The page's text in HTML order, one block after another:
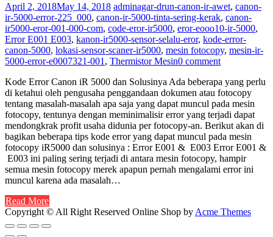
April 2, 2018May 14, 2018 adminagar-drun-canon-ir-awet, canon-
ir-5000-error-225_000, canon-ir-5000-tinta-sering-kerak, canon-
ir5000-eror-001-000-com, code-eror-ir5000, eror-eooo10-ir-5000,
Error E001 E003, kanon-ir5000-sensor-selalu-eror, kode-error-
canon-5000, lokasi-sensor-scaner-ir5000, mesin fotocopy, mesin-ir-
5000-error-e0007321-001 , Thermistor Mesin0 comment
Kode Error Canon iR 5000 dan Solusinya Ada beberapa yang perlu
di ketahui oleh pengusaha penggandaan dokumen atau fotocopy
tentang masalah-masalah apa saja yang dapat muncul pada mesin
fotocopy, tentunya dengan meminimalisir error yang terjadi dapat
mendongkrak profit usaha didunia per fotocopy-an. Berikut akan di
bagikan beberapa tips kode error yang dapat muncul pada mesin
fotocopy iR5000 dan solusinya : Error E001 & E003 Error E001 &
E003 ini paling sering terjadi di antara mesin fotocopy, hampir
semua mesin fotocopy merek apapun pernah mengalami error ini
muncul karena ada masalah…
Read More
Copyright © All Right Reserved Online Shop by Acme Themes